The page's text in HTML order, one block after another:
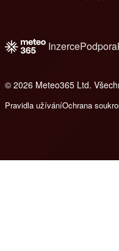
InzercePodpora
© 2026 Meteo365 Ltd.
Pravidla užíváníOchrana